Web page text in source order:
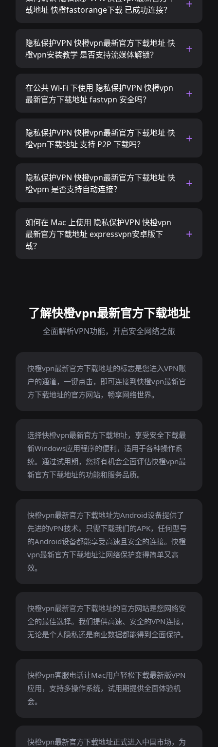
载地址 快橙fastorange下载 已成功连接？
隐私保护VPN 快橙vpn最新官方下载地址 快
橙vpn安装教学 是否支持流媒体解锁？
在公共 Wi-Fi 下使用 隐私保护VPN 快橙vpn
最新官方下载地址 fastvpn 安全吗？
隐私保护VPN 快橙vpn最新官方下载地址 快
橙vpn下载地址 支持 P2P 下载吗？
隐私保护VPN 快橙vpn最新官方下载地址 快
橙vpm 是否支持自动连接？
如何在 Mac 上使用 隐私保护VPN 快橙vpn
最新官方下载地址 expressvpn安卓版下
载？
了解快橙vpn最新官方下载地址
全面解析VPN功能，开启安全网络之旅
快橙vpn最新官方下载地址的标志是您进入VPN账
户的通道，一键点击，即可连接到快橙vpn最新官
方下载地址的官方网站，畅享网络世界。
选择快橙vpn最新官方下载地址，享受安全下载最
新Windows应用程序的便利，适用于各种操作系
统。通过试用期，您将有机会全面评估快橙vpn最
新官方下载地址的功能和服务品质。
快橙vpn最新官方下载地址为Android设备提供了
先进的VPN技术。只需下载我们的APK，任何型号
的Android设备都能享受高速且安全的连接。快橙
vpn最新官方下载地址让网络保护变得简单又高
效。
快橙vpn最新官方下载地址的官方网站是您网络安
全的最佳选择。我们提供高速、安全的VPN连接，
无论是个人隐私还是商业数据都能得到全面保护。
快橙vpn客服电话让Mac用户轻松下载最新版VPN
应用，支持多操作系统，试用期提供全面体验机
会。
快橙vpn最新官方下载地址正式进入中国市场，为